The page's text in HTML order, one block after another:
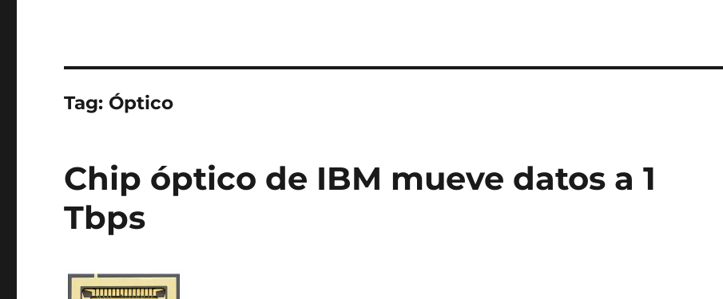
Tag: Óptico
Chip óptico de IBM mueve datos a 1
Tbps